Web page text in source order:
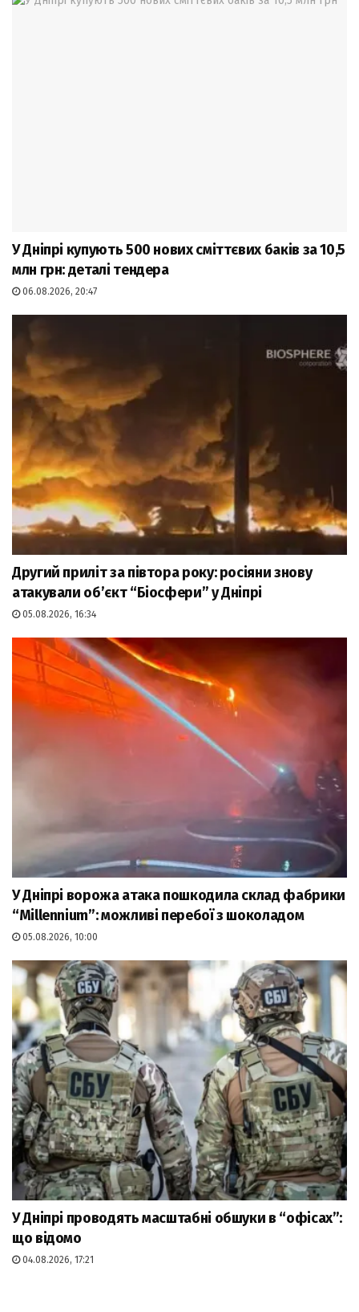
У Дніпрі купують 500 нових сміттєвих баків за 10,5
млн грн: деталі тендера
06.08.2026, 20:47
Другий приліт за півтора року: росіяни знову
атакували об’єкт “Біосфери” у Дніпрі
05.08.2026, 16:34
У Дніпрі ворожа атака пошкодила склад фабрики
“Millennium”: можливі перебої з шоколадом
05.08.2026, 10:00
У Дніпрі проводять масштабні обшуки в “офісах”:
що відомо
04.08.2026, 17:21